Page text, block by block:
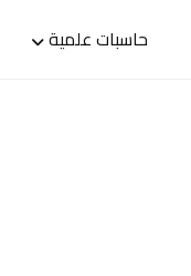
حاسبات علمية